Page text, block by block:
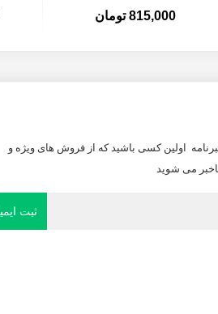
815,000 تومان
اولین کسی باشید که از فروش های ویژه و
می شوید